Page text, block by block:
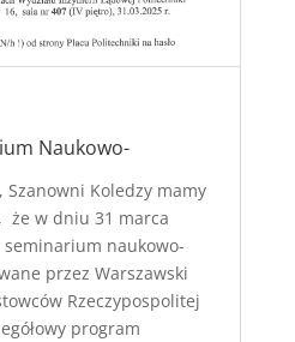
Naukowo-
Szanowni Koledzy mamy
że w dniu 31 marca
naukowo-
przez Warszawski
Rzeczypospolitej
program